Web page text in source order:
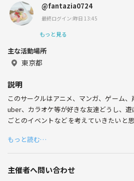
@fantazia0724
最終ログイン:昨日 13:45
もっと見る
主な活動場所
東京都
説明
このサークルはアニメ、マンガ、ゲーム
uber、カラオケ等が好きな友達どうし、
ごとのイベントなどを考えていきたいと
ーム、声優、イラスト、ボカロ、VTuber、
し、遊ぼうというサークルです！月ごと
いと思っています！✨主に東京神奈川で活
もっと読む…
主催者へ問い合わせ